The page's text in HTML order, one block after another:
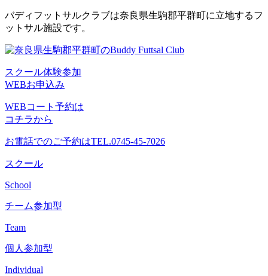
コ
ン
ン
へ
ス
キ
ッ
バディフットサルクラブは奈良県生駒郡平群町に立地するフ
ットサル施設です。
スクール体験参加
WEBお申込み
WEBコート予約は
コチラから
お電話でのご予約はTEL.0745-45-7026
スクール
School
チーム参加型
Team
個人参加型
Individual